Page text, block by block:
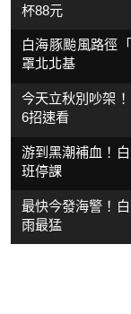
杯88元
白海豚颱風路徑
罩北北基
今天立秋別吵架
6招速看
游到黑潮補血！
班停課
最快今發海警！
雨最猛